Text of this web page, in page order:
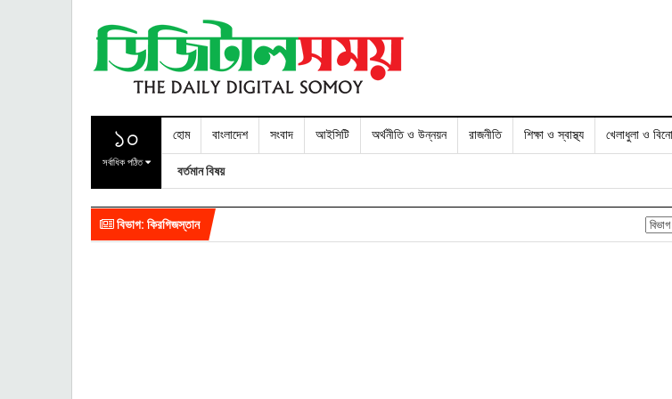
১০
সর্বাধিক পঠিত
হোম বাংলাদেশ সংবাদ আইসিটি অর্থনীতি ও উন্নয়ন রাজনীতি শিক্ষা ও স্বাস্থ্য খেলাধুলা ও
বর্তমান বিষয়
বিভাগ: কিরগিজস্তান